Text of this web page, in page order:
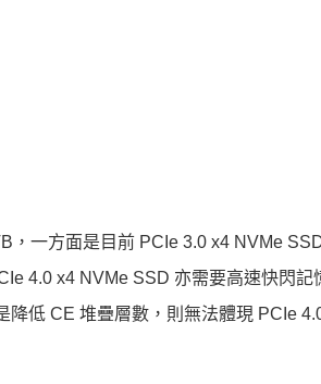
，一方面是目前 PCIe 3.0 x4 NVMe
4.0 x4 NVMe SSD 亦需要高速快閃記
低 CE 堆疊層數，則無法體現 PCIe